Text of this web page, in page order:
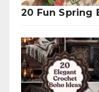
20 Fun Spring